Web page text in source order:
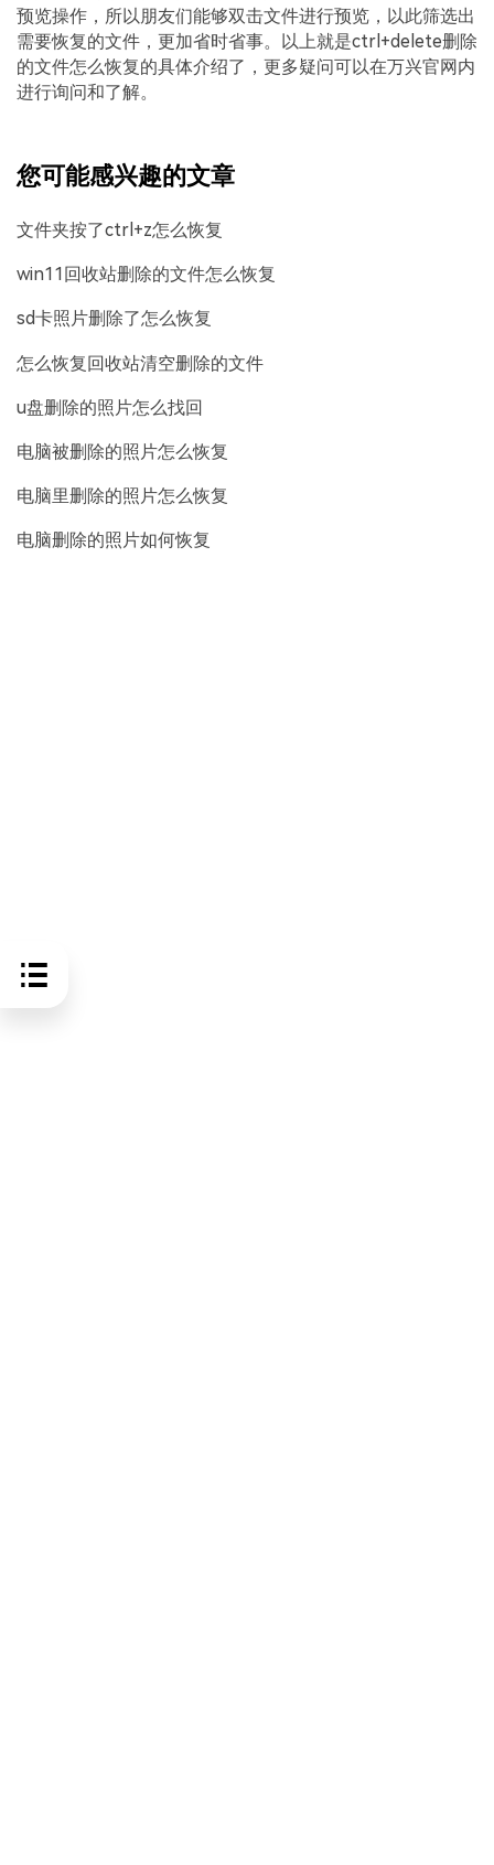
预览操作，所以朋友们能够双击文件进行预览，以此筛选出
需要恢复的文件，更加省时省事。以上就是ctrl+delete删除
的文件怎么恢复的具体介绍了，更多疑问可以在万兴官网内
进行询问和了解。
您可能感兴趣的文章
文件夹按了ctrl+z怎么恢复
win11回收站删除的文件怎么恢复
sd卡照片删除了怎么恢复
怎么恢复回收站清空删除的文件
u盘删除的照片怎么找回
电脑被删除的照片怎么恢复
电脑里删除的照片怎么恢复
电脑删除的照片如何恢复